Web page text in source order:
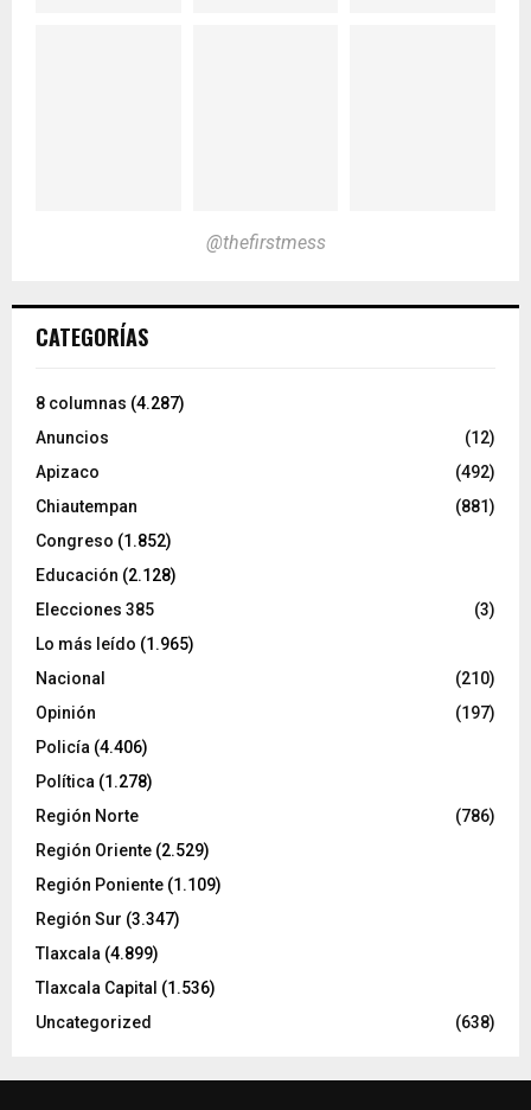
@thefirstmess
CATEGORÍAS
8 columnas (4.287)
Anuncios
(12)
Apizaco
(492)
Chiautempan
(881)
Congreso (1.852)
Educación (2.128)
Elecciones 385
(3)
Lo más leído (1.965)
Nacional
(210)
Opinión
(197)
Policía (4.406)
Política (1.278)
Región Norte
(786)
Región Oriente (2.529)
Región Poniente (1.109)
Región Sur (3.347)
Tlaxcala (4.899)
Tlaxcala Capital (1.536)
Uncategorized
(638)